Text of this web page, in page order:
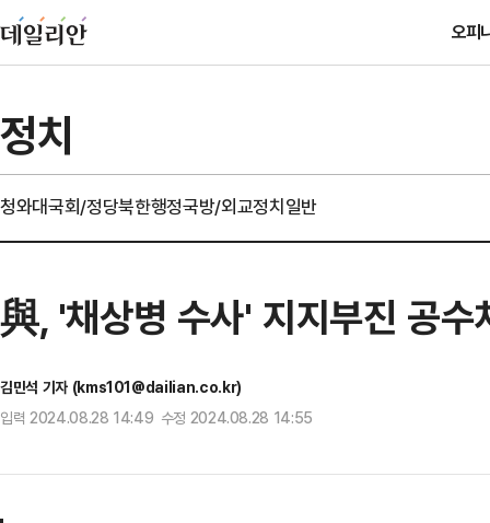
오피
정치
청와대국회/정당북한행정국방/외교정치일반
與, '채상병 수사' 지지부진 공
김민석 기자 (kms101@dailian.co.kr)
입력 2024.08.28 14:49 수정 2024.08.28 14:55